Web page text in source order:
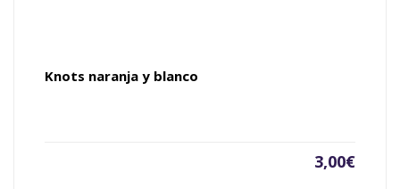
Knots naranja y blanco
3,00€